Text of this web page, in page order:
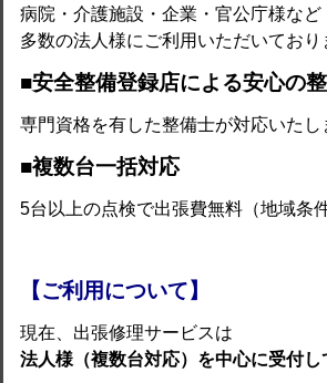
病院・介護施設・企業・官公庁様など
多数の法人様にご利用いただいており
■安全整備登録店による安心の
専門資格を有した整備士が対応いたし
■複数台一括対応
5台以上の点検で出張費無料（地域条
【ご利用について】
現在、出張修理サービスは
法人様（複数台対応）を中心に受付し